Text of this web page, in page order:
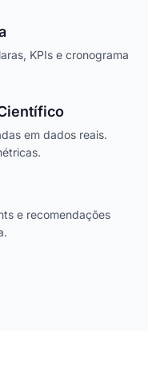
KPIs e cronograma
em dados reais.
e recomendações